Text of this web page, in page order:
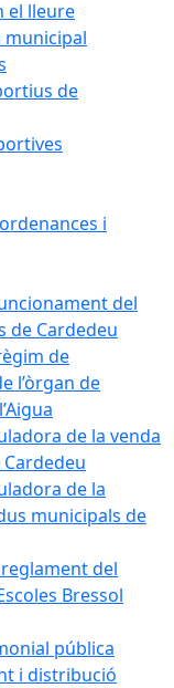
el lleure
municipal
de
i
del
de Cardedeu
de
l’òrgan de
de la venda
de la
municipals de
del
Bressol
pública
i distribució